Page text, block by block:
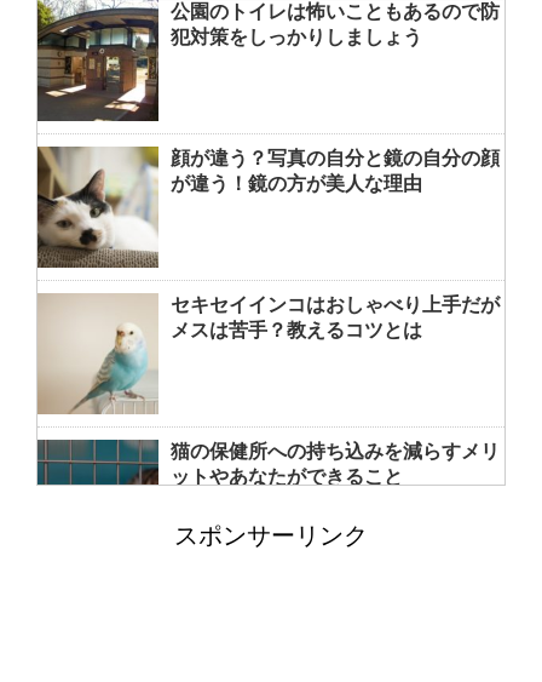
公園のトイレは怖いこともあるので防
犯対策をしっかりしましょう
顔が違う？写真の自分と鏡の自分の顔
が違う！鏡の方が美人な理由
セキセイインコはおしゃべり上手だが
メスは苦手？教えるコツとは
猫の保健所への持ち込みを減らすメリ
ットやあなたができること
スポンサーリンク